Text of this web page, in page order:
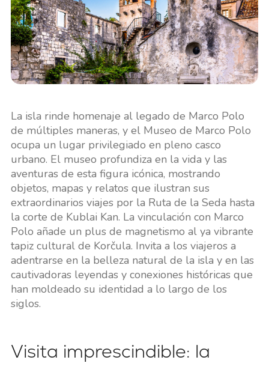
La isla rinde homenaje al legado de Marco Polo
de múltiples maneras, y el Museo de Marco Polo
ocupa un lugar privilegiado en pleno casco
urbano. El museo profundiza en la vida y las
aventuras de esta figura icónica, mostrando
objetos, mapas y relatos que ilustran sus
extraordinarios viajes por la Ruta de la Seda hasta
la corte de Kublai Kan. La vinculación con Marco
Polo añade un plus de magnetismo al ya vibrante
tapiz cultural de Korčula. Invita a los viajeros a
adentrarse en la belleza natural de la isla y en las
cautivadoras leyendas y conexiones históricas que
han moldeado su identidad a lo largo de los
siglos.
Visita imprescindible: la